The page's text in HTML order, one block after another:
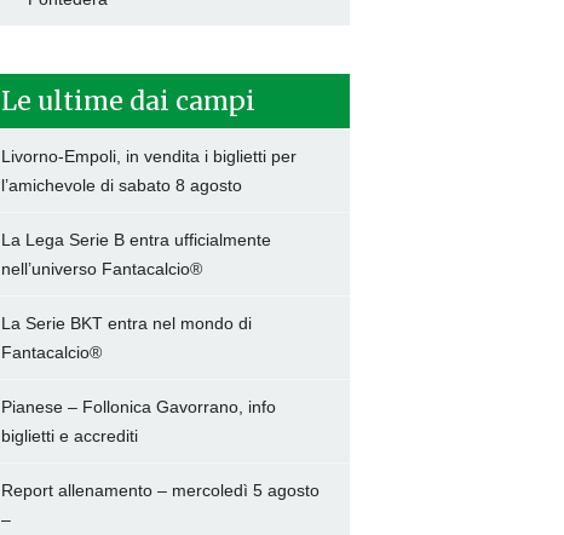
Le ultime dai campi
Livorno-Empoli, in vendita i biglietti per
l’amichevole di sabato 8 agosto
La Lega Serie B entra ufficialmente
nell’universo Fantacalcio®
La Serie BKT entra nel mondo di
Fantacalcio®
Pianese – Follonica Gavorrano, info
biglietti e accrediti
Report allenamento – mercoledì 5 agosto
–